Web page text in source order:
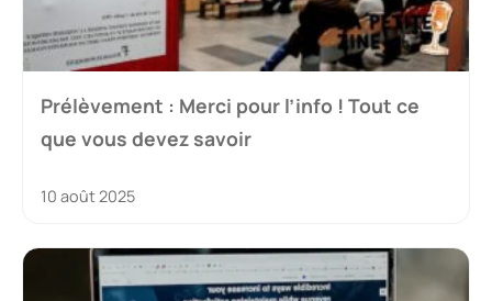
Prélèvement : Merci pour l’info ! Tout ce
que vous devez savoir
10 août 2025